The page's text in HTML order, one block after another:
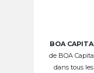
BOA
de BOA
dans tous